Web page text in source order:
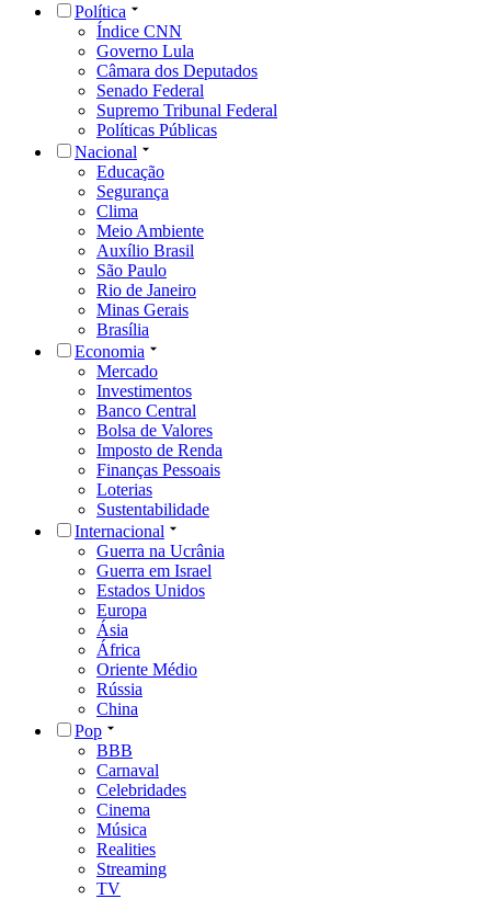
Política
Índice CNN
Governo Lula
Câmara dos Deputados
Senado Federal
Supremo Tribunal Federal
Políticas Públicas
Nacional
Educação
Segurança
Clima
Meio Ambiente
Auxílio Brasil
São Paulo
Rio de Janeiro
Minas Gerais
Brasília
Economia
Mercado
Investimentos
Banco Central
Bolsa de Valores
Imposto de Renda
Finanças Pessoais
Loterias
Sustentabilidade
Internacional
Guerra na Ucrânia
Guerra em Israel
Estados Unidos
Europa
Ásia
África
Oriente Médio
Rússia
China
Pop
BBB
Carnaval
Celebridades
Cinema
Música
Realities
Streaming
TV